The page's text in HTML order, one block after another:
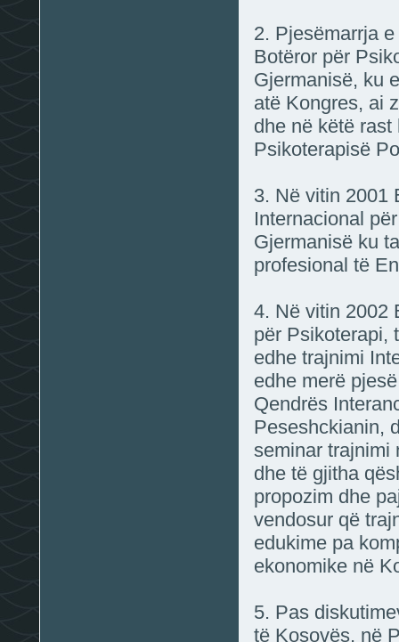
2. Pjesëmarrja
Botëror për
Gjermanisë, ku
atë Kongres, ai
dhe në këtë
Psikoterapisë
3. Në vitin 2001
Internacional
Gjermanisë ku
profesional të
4. Në vitin 2002
për Psikoterapi,
edhe trajnimi
edhe merë
Qendrës
Peseshckianin,
seminar trajnimi
dhe të gjitha
propozim dhe
vendosur që
edukime pa
ekonomike në
5. Pas
të Kosovës, në